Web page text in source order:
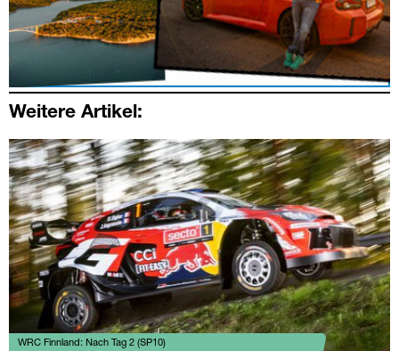
Weitere Artikel:
WRC Finnland: Nach Tag 2 (SP10)